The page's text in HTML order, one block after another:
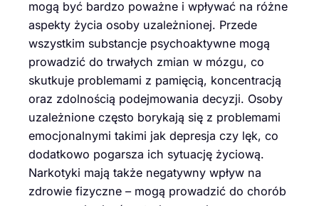
mogą być bardzo poważne i wpływać na różne
aspekty życia osoby uzależnionej. Przede
wszystkim substancje psychoaktywne mogą
prowadzić do trwałych zmian w mózgu, co
skutkuje problemami z pamięcią, koncentracją
oraz zdolnością podejmowania decyzji. Osoby
uzależnione często borykają się z problemami
emocjonalnymi takimi jak depresja czy lęk, co
dodatkowo pogarsza ich sytuację życiową.
Narkotyki mają także negatywny wpływ na
zdrowie fizyczne – mogą prowadzić do chorób